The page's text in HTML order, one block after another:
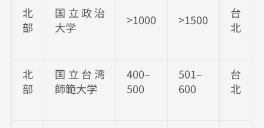
北
部
国立政治
大学
>1000 >1500
台
北
北
部
国立台湾
師範大学
400–
500
501–
600
台
北